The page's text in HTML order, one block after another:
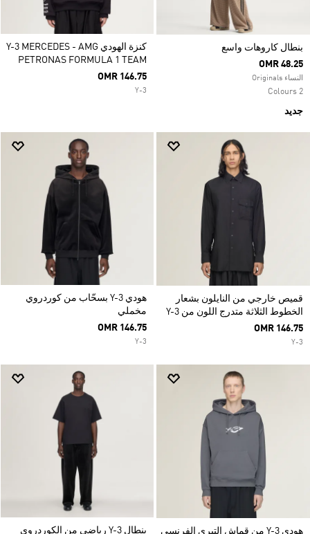
بنطال كاروهات واسع
OMR 48.25
النساء Originals
2 Colours
جديد
كنزة الهودي Y-3 MERCEDES - AMG
PETRONAS FORMULA 1 TEAM
OMR 146.75
Y-3
قميص خارجي من النايلون بشعار
الخطوط الثلاثة متدرج اللون من Y-3
OMR 146.75
Y-3
هودي Y-3 بسحّاب من كوردروي
مخملي
OMR 146.75
Y-3
هودي Y-3 من قماش التيري الفرنسي بنطال Y-3 رياضي من الكوردروي